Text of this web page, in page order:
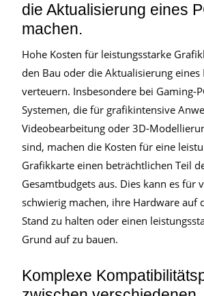
die Aktualisierung eines
machen.
Hohe Kosten für leistungsstarke
den Bau oder die Aktualisierung eines
verteuern. Insbesondere bei Gaming-
Systemen, die für grafikintensive
Videobearbeitung oder 3D-
sind, machen die Kosten für eine
Grafikkarte einen beträchtlichen Teil
Gesamtbudgets aus. Dies kann es für
schwierig machen, ihre Hardware auf
Stand zu halten oder einen
Grund auf zu bauen.
Komplexe